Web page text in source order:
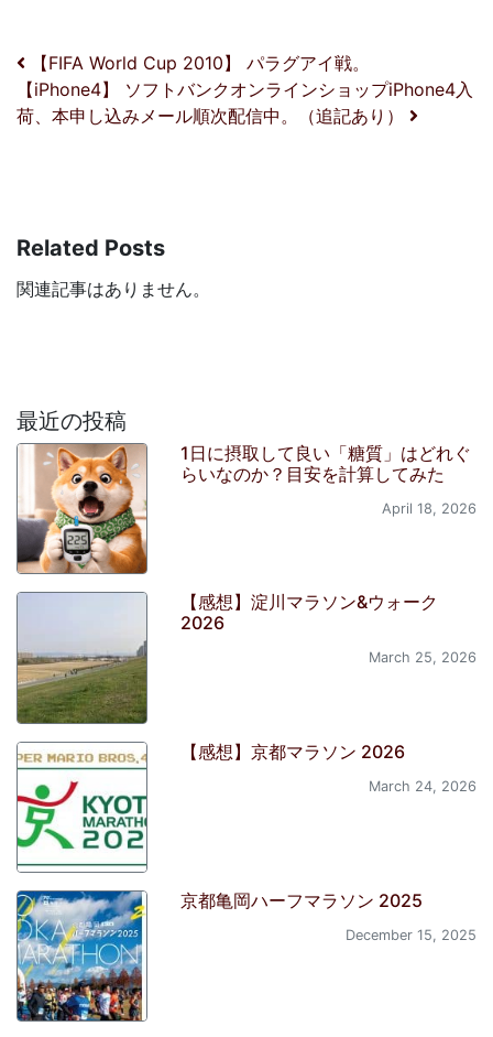
投稿ナビゲーション
【FIFA World Cup 2010】 パラグアイ戦。
【iPhone4】 ソフトバンクオンラインショップiPhone4入
荷、本申し込みメール順次配信中。（追記あり）
Related Posts
関連記事はありません。
最近の投稿
1日に摂取して良い「糖質」はどれぐ
らいなのか？目安を計算してみた
April 18, 2026
【感想】淀川マラソン&ウォーク
2026
March 25, 2026
【感想】京都マラソン 2026
March 24, 2026
京都亀岡ハーフマラソン 2025
December 15, 2025